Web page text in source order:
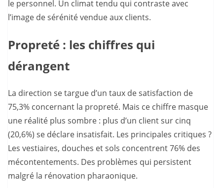
le personnel. Un climat tendu qui contraste avec
l’image de sérénité vendue aux clients.
Propreté : les chiffres qui
dérangent
La direction se targue d’un taux de satisfaction de
75,3% concernant la propreté. Mais ce chiffre masque
une réalité plus sombre : plus d’un client sur cinq
(20,6%) se déclare insatisfait. Les principales critiques ?
Les vestiaires, douches et sols concentrent 76% des
mécontentements. Des problèmes qui persistent
malgré la rénovation pharaonique.